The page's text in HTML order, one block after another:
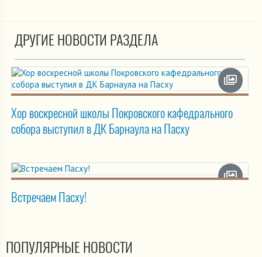
ДРУГИЕ НОВОСТИ РАЗДЕЛА
Хор воскресной школы Покровского кафедрального
собора выступил в ДК Барнаула на Пасху
Встречаем Пасху!
ПОПУЛЯРНЫЕ НОВОСТИ